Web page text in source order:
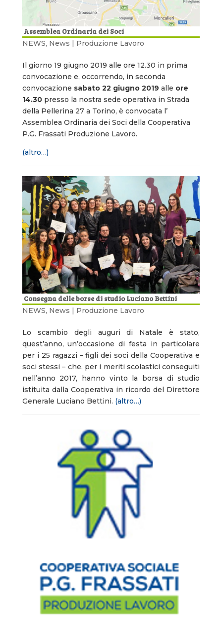
Assemblea Ordinaria dei Soci
NEWS, News | Produzione Lavoro
Il giorno 19 giugno 2019 alle ore 12.30 in prima
convocazione e, occorrendo, in seconda
convocazione sabato 22 giugno 2019 alle ore
14.30presso la nostra sede operativa in Strada
della Pellerina 27 a Torino, è convocata l’
Assemblea Ordinaria dei Soci della Cooperativa
P.G. Frassati Produzione Lavoro.
(altro…)
Consegna delle borse di studio Luciano Bettini
NEWS, News | Produzione Lavoro
Lo scambio degli auguri di Natale è stato,
quest’anno, un’occasione di festa in particolare
per i 25 ragazzi – figli dei soci della Cooperativa e
soci stessi – che, per i meriti scolastici conseguiti
nell’anno 2017, hanno vinto la borsa di studio
istituita dalla Cooperativa in ricordo del Direttore
Generale Luciano Bettini. (altro…)